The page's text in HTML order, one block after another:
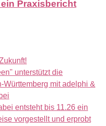
Praxisbericht
unterstützt die
mit adelphi &
entsteht bis 11.26 ein
vorgestellt und erprobt